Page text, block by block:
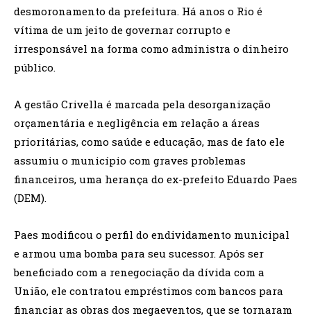
desmoronamento da prefeitura. Há anos o Rio é
vítima de um jeito de governar corrupto e
irresponsável na forma como administra o dinheiro
público.
A gestão Crivella é marcada pela desorganização
orçamentária e negligência em relação a áreas
prioritárias, como saúde e educação, mas de fato ele
assumiu o município com graves problemas
financeiros, uma herança do ex-prefeito Eduardo Paes
(DEM).
Paes modificou o perfil do endividamento municipal
e armou uma bomba para seu sucessor. Após ser
beneficiado com a renegociação da dívida com a
União, ele contratou empréstimos com bancos para
financiar as obras dos megaeventos, que se tornaram